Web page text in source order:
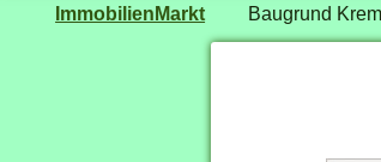
ImmobilienMarkt Baugrund